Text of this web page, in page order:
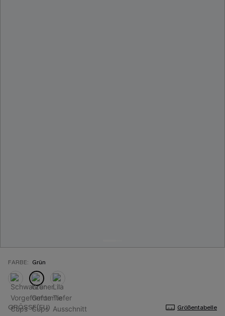
FARBE: Grün
GRÖSSE(EU) Größentabelle